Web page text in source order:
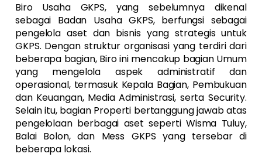
Biro Usaha GKPS, yang sebelumnya dikenal
sebagai Badan Usaha GKPS, berfungsi sebagai
pengelola aset dan bisnis yang strategis untuk
GKPS. Dengan struktur organisasi yang terdiri dari
beberapa bagian, Biro ini mencakup bagian Umum
yang mengelola aspek administratif dan
operasional, termasuk Kepala Bagian, Pembukuan
dan Keuangan, Media Administrasi, serta Security.
Selain itu, bagian Properti bertanggung jawab atas
pengelolaan berbagai aset seperti Wisma Tuluy,
Balai Bolon, dan Mess GKPS yang tersebar di
beberapa lokasi.